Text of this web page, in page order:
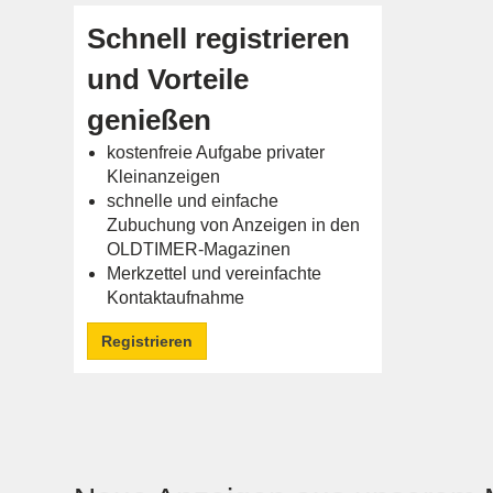
Schnell registrieren
und Vorteile
genießen
kostenfreie Aufgabe privater
Kleinanzeigen
schnelle und einfache
Zubuchung von Anzeigen in den
OLDTIMER-Magazinen
Merkzettel und vereinfachte
Kontaktaufnahme
Registrieren